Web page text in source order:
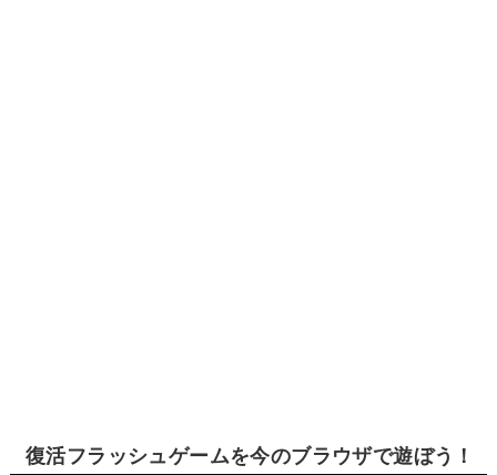
復活フラッシュゲームを今のブラウザで遊ぼう！